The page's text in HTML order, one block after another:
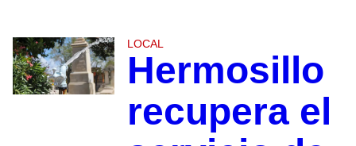
LOCAL
Hermosillo
recupera el